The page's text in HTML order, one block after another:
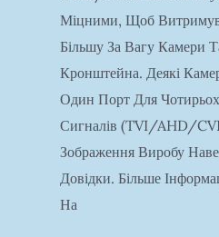
Міцними, Щоб
Більшу За Вагу Камери
Кронштейна. Деякі
Один Порт Для
Сигналів (TVI/AHD/
Зображення Виробу
Довідки. Більше
На